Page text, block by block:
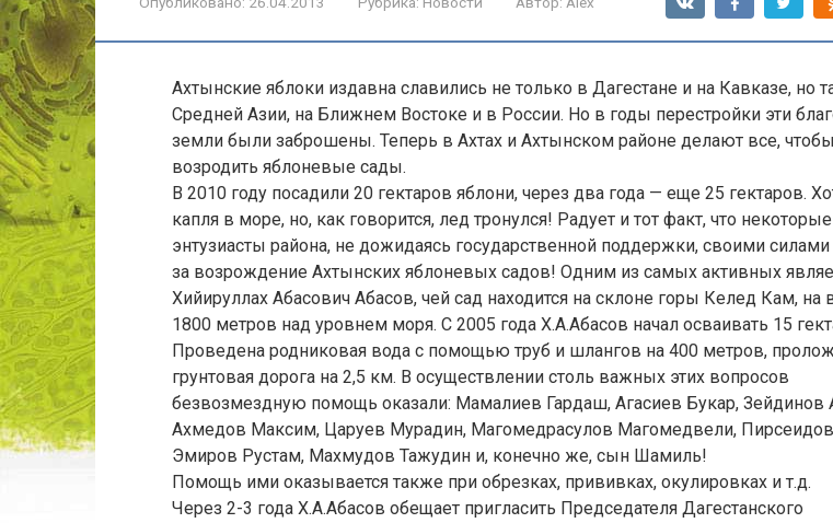
Ахтынские яблоки издавна славились не только в Дагестане и на Кавказе, но
Средней Азии, на Ближнем Востоке и в России. Но в годы перестройки эти
земли были заброшены. Теперь в Ахтах и Ахтынском районе делают все, чтобы
возродить яблоневые сады.
В 2010 году посадили 20 гектаров яблони, через два года — еще 25 гектаров.
капля в море, но, как говорится, лед тронулся! Радует и тот факт, что некоторые
энтузиасты района, не дожидаясь государственной поддержки, своими силами
за возрождение Ахтынских яблоневых садов! Одним из самых активных
Хийируллах Абасович Абасов, чей сад находится на склоне горы Келед Кам, на
1800 метров над уровнем моря. С 2005 года Х.А.Абасов начал осваивать 15
Проведена родниковая вода с помощью труб и шлангов на 400 метров,
грунтовая дорога на 2,5 км. В осуществлении столь важных этих вопросов
безвозмездную помощь оказали: Мамалиев Гардаш, Агасиев Букар, Зейдинов
Ахмедов Максим, Царуев Мурадин, Магомедрасулов Магомедвели,
Эмиров Рустам, Махмудов Тажудин и, конечно же, сын Шамиль!
Помощь ими оказывается также при обрезках, прививках, окулировках и т.д.
Через 2-3 года Х.А.Абасов обещает пригласить Председателя Дагестанского